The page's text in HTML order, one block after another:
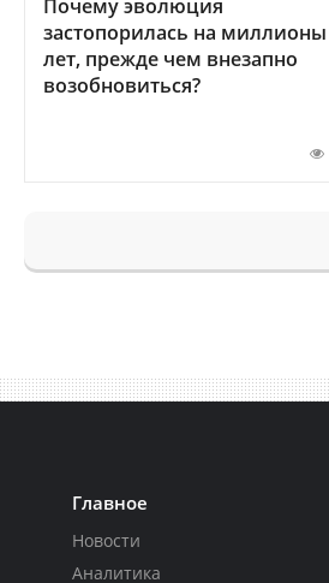
Почему эволюция
застопорилась на миллионы
лет, прежде чем внезапно
возобновиться?
Главное
Новости
Аналитика